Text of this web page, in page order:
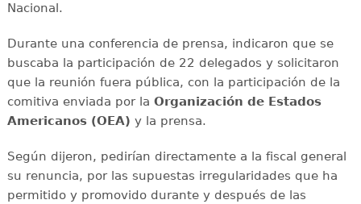
Nacional.
Durante una conferencia de prensa, indicaron que se
buscaba la participación de 22 delegados y solicitaron
que la reunión fuera pública, con la participación de la
comitiva enviada por la Organización de Estados
Americanos (OEA) y la prensa.
Según dijeron, pedirían directamente a la fiscal general
su renuncia, por las supuestas irregularidades que ha
permitido y promovido durante y después de las